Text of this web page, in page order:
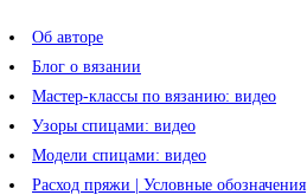
Об авторе
Блог о вязании
Мастер-классы по вязанию: видео
Узоры спицами: видео
Модели спицами: видео
Расход пряжи | Условные обозначения